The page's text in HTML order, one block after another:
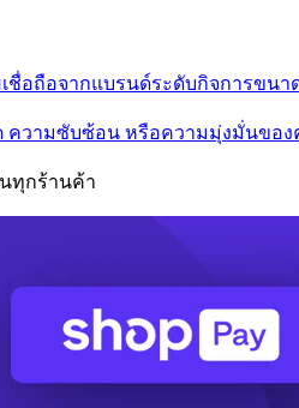
ชื่อถือจากแบรนด์ระดับกิจการขนา
ความซับซ้อน หรือความมุ่งมั่นของ
ทุกร้านค้า